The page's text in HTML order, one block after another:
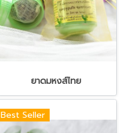
ยาดมหงส์ไทย
Best Seller